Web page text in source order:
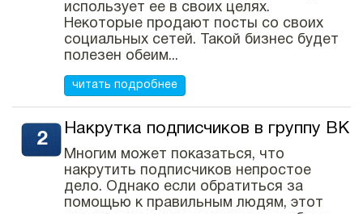
использует ее в своих целях.
Некоторые продают посты со своих
социальных сетей. Такой бизнес будет
полезен обеим...
читать подробнее
Накрутка подписчиков в группу ВК
Многим может показаться, что
накрутить подписчиков непростое
дело. Однако если обратиться за
помощью к правильным людям, этот